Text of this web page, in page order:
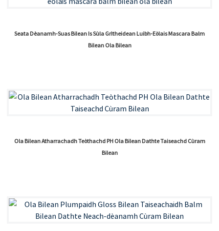
Seata Dèanamh-Suas Bilean Is Sùla Grìtheidean Luibh-Eòlais Mascara Balm
Bilean Ola Bilean
Ola Bilean Atharrachadh Teòthachd PH Ola Bilean Dathte Taiseachd Cùram
Bilean